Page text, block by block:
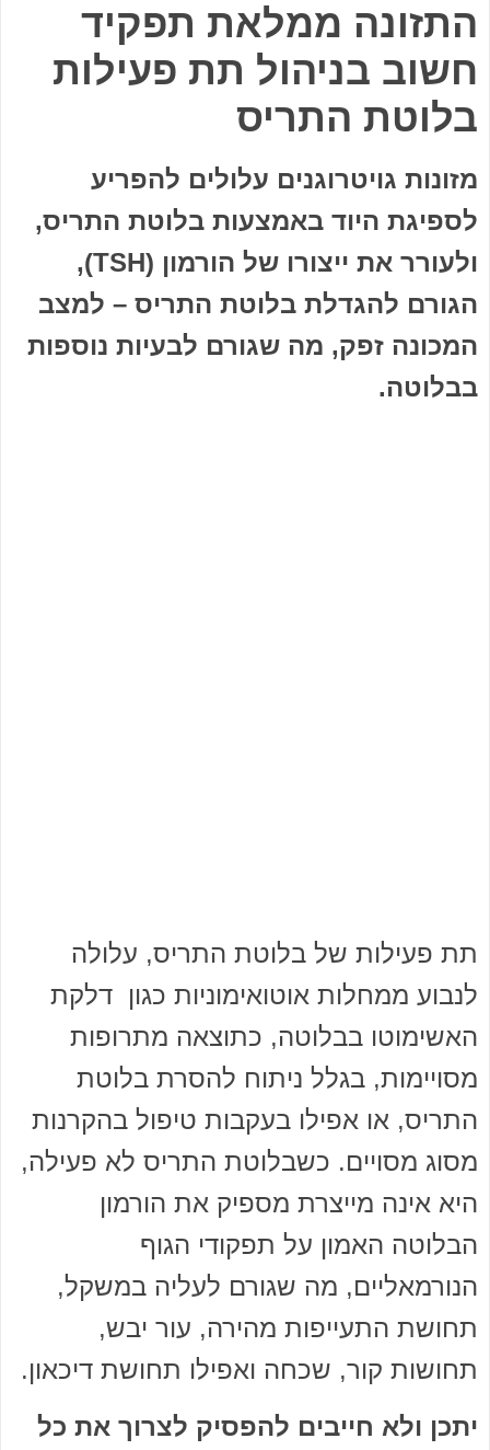
התזונה ממלאת תפקיד
חשוב בניהול תת פעילות
בלוטת התריס
מזונות גויטרוגנים עלולים להפריע
לספיגת היוד באמצעות בלוטת התריס,
ולעורר את ייצורו של הורמון (TSH
),
הגורם להגדלת בלוטת התריס – למצב
המכונה זפק, מה שגורם לבעיות נוספות
בבלוטה.
תת פעילות של בלוטת התריס, עלולה
לנבוע ממחלות אוטואימוניות כגון דלקת
האשימוטו בבלוטה, כתוצאה מתרופות
מסויימות, בגלל ניתוח להסרת בלוטת
התריס, או אפילו בעקבות טיפול בהקרנות
מסוג מסויים. כשבלוטת התריס לא פעילה,
היא אינה מייצרת מספיק את הורמון
הבלוטה האמון על תפקודי הגוף
הנורמאליים, מה שגורם לעליה במשקל,
תחושת התעייפות מהירה, עור יבש,
תחושות קור, שכחה ואפילו תחושת דיכאון.
יתכן ולא חייבים להפסיק לצרוך את כל